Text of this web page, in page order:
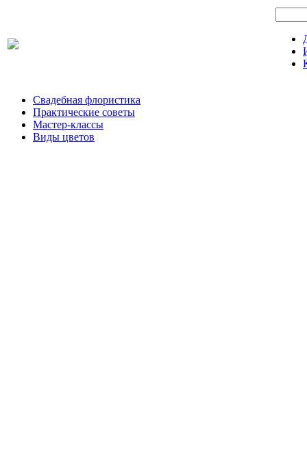
Свадебная флористика
Практические советы
Мастер-классы
Виды цветов